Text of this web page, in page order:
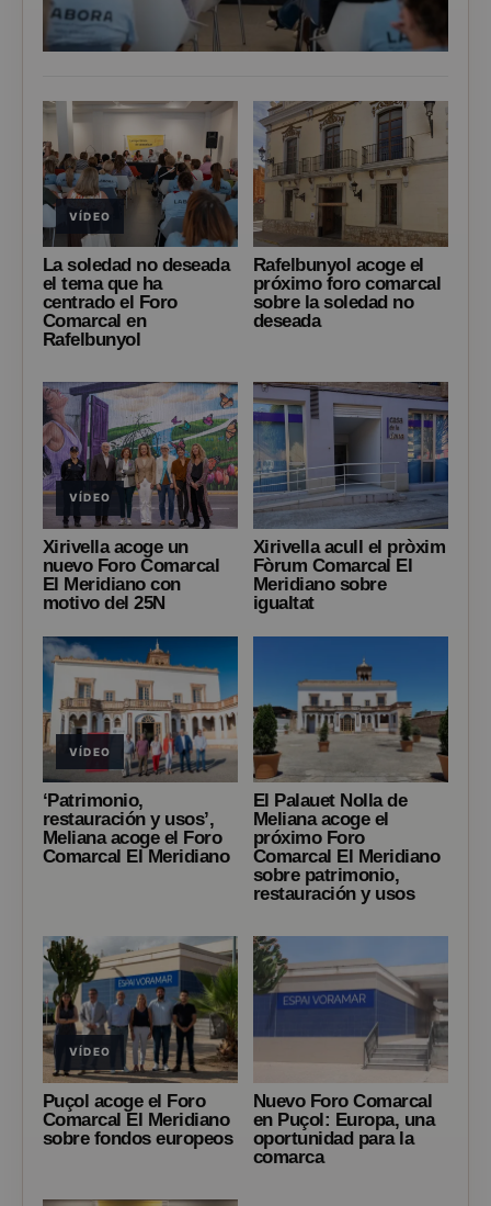
VÍDEO
La soledad no deseada
el tema que ha
centrado el Foro
Comarcal en
Rafelbunyol
Rafelbunyol acoge el
próximo foro comarcal
sobre la soledad no
deseada
VÍDEO
Xirivella acoge un
nuevo Foro Comarcal
El Meridiano con
motivo del 25N
Xirivella acull el pròxim
Fòrum Comarcal El
Meridiano sobre
igualtat
VÍDEO
‘Patrimonio,
restauración y usos’,
Meliana acoge el Foro
Comarcal El Meridiano
El Palauet Nolla de
Meliana acoge el
próximo Foro
Comarcal El Meridiano
sobre patrimonio,
restauración y usos
VÍDEO
Puçol acoge el Foro
Comarcal El Meridiano
sobre fondos europeos
Nuevo Foro Comarcal
en Puçol: Europa, una
oportunidad para la
comarca